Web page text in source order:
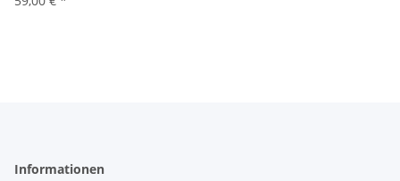
Informationen